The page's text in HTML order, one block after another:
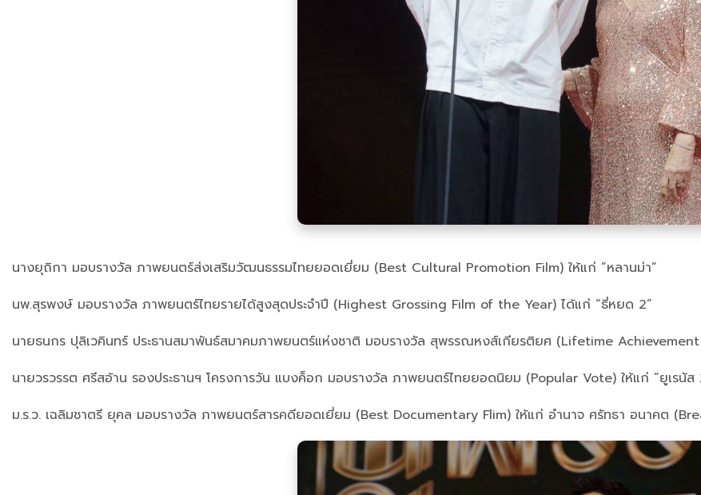
นางยุถิกา มอบรางวัล ภาพยนตร์ส่งเสริมวัฒนธรรมไทยยอดเยี่ยม (Best Cultural Promotion Film) ให้แก่ ”หลานม่า”
นพ.สุรพงษ์ มอบรางวัล ภาพยนตร์ไทยรายได้สูงสุดประจำปี (Highest Grossing Film of the Year) ได้แก่ “ธี่หยด 2”
นายธนกร ปุลิเวคินทร์ ประธานสมาพันธ์สมาคมภาพยนตร์แห่งชาติ มอบรางวัล สุพรรณหงส์เกียรติยศ (Lifetime
นายวรวรรต ศรีสอ้าน รองประธานฯ โครงการวัน แบงค็อก มอบรางวัล ภาพยนตร์ไทยยอดนิยม (Popular Vote) ให้แก่ ”ยูเรนั
ม.ร.ว. เฉลิมชาตรี ยุคล มอบรางวัล ภาพยนตร์สารคดียอดเยี่ยม (Best Documentary Flim) ให้แก่ อำนาจ ศรัทธา อนาคต